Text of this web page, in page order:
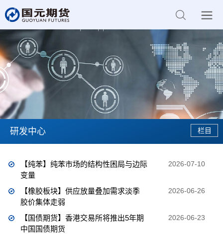
研发中心
【纯苯】纯苯市场的结构性困局与边际
变量
2026-07-10
【橡胶板块】供应放量叠加需求淡季
胶价集体走弱
2026-06-26
【国债期货】香港交易所将推出5年期
中国国债期货
2026-06-23